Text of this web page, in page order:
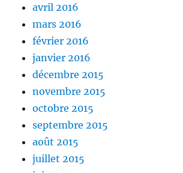
avril 2016
mars 2016
février 2016
janvier 2016
décembre 2015
novembre 2015
octobre 2015
septembre 2015
août 2015
juillet 2015